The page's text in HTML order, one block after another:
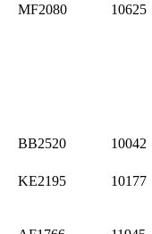
MF2080 10625
BB2520 10042
KE2195 10177